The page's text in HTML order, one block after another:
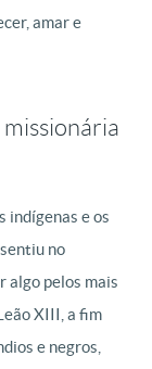
amar e
indígenas e os
no
algo pelos mais
XIII, a fim
e negros,